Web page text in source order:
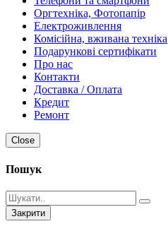
Оргтехніка, Фотопапір
Електроживлення
Комісійна, вживана техніка
Подарункові сертифікати
Про нас
Контакти
Доставка / Оплата
Кредит
Ремонт
Close
Пошук
Закрити